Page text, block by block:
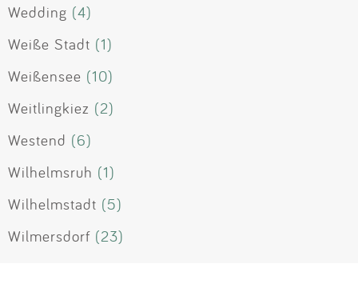
Wedding (4)
Weiße Stadt (1)
Weißensee (10)
Weitlingkiez (2)
Westend (6)
Wilhelmsruh (1)
Wilhelmstadt (5)
Wilmersdorf (23)